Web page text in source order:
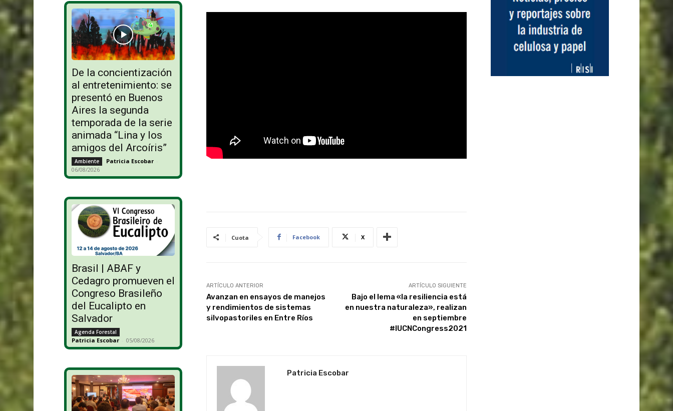
De la concientización
al entretenimiento: se
presentó en Buenos
Aires la segunda
temporada de la serie
animada “Lina y los
amigos del Arcoíris”
Ambiente Patricia Escobar -
06/08/2026
Brasil | ABAF y
Cedagro promueven el
Congreso Brasileño
del Eucalipto en
Salvador
Agenda Forestal
Patricia Escobar - 05/08/2026
Cuota Facebook X
ARTÍCULO ANTERIOR
Avanzan en ensayos de manejos
y rendimientos de sistemas
silvopastoriles en Entre Ríos
ARTÍCULO SIGUIENTE
Bajo el lema «la resiliencia está
en nuestra naturaleza», realizan
en septiembre
#IUCNCongress2021
Patricia Escobar